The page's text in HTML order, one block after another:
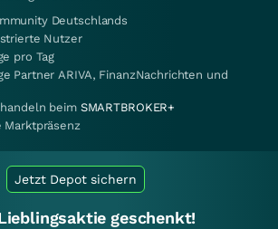
Deutschlands
Nutzer
pro Tag
Partner ARIVA, FinanzNachrichten und
beim SMARTBROKER+
Marktpräsenz
Jetzt Depot sichern
geschenkt!